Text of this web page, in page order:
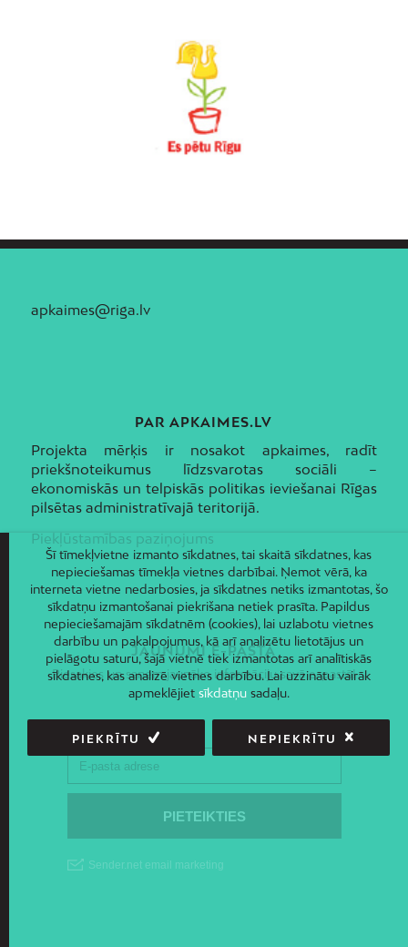
apkaimes@riga.lv
PAR APKAIMES.LV
Projekta mērķis ir nosakot apkaimes, radīt
priekšnoteikumus līdzsvarotas sociāli –
ekonomiskās un telpiskās politikas ieviešanai Rīgas
pilsētas administratīvajā teritorijā.
Piekļūstamības paziņojums
JAUNUMI E-PASTĀ
Piesakies un saņem jaunāko informāciju savā e-pastā!
Šī tīmekļvietne izmanto sīkdatnes, tai skaitā sīkdatnes, kas
nepieciešamas tīmekļa vietnes darbībai. Ņemot vērā, ka
interneta vietne nedarbosies, ja sīkdatnes netiks izmantotas, šo
sīkdatņu izmantošanai piekrišana netiek prasīta. Papildus
nepieciešamajām sīkdatnēm (cookies), lai uzlabotu vietnes
darbību un pakalpojumus, kā arī analizētu lietotājus un
pielāgotu saturu, šajā vietnē tiek izmantotas arī analītiskās
sīkdatnes, kas analizē vietnes darbību. Lai uzzinātu vairāk
apmeklējiet sīkdatņusadaļu.
PIEKRĪTU NEPIEKRĪTU